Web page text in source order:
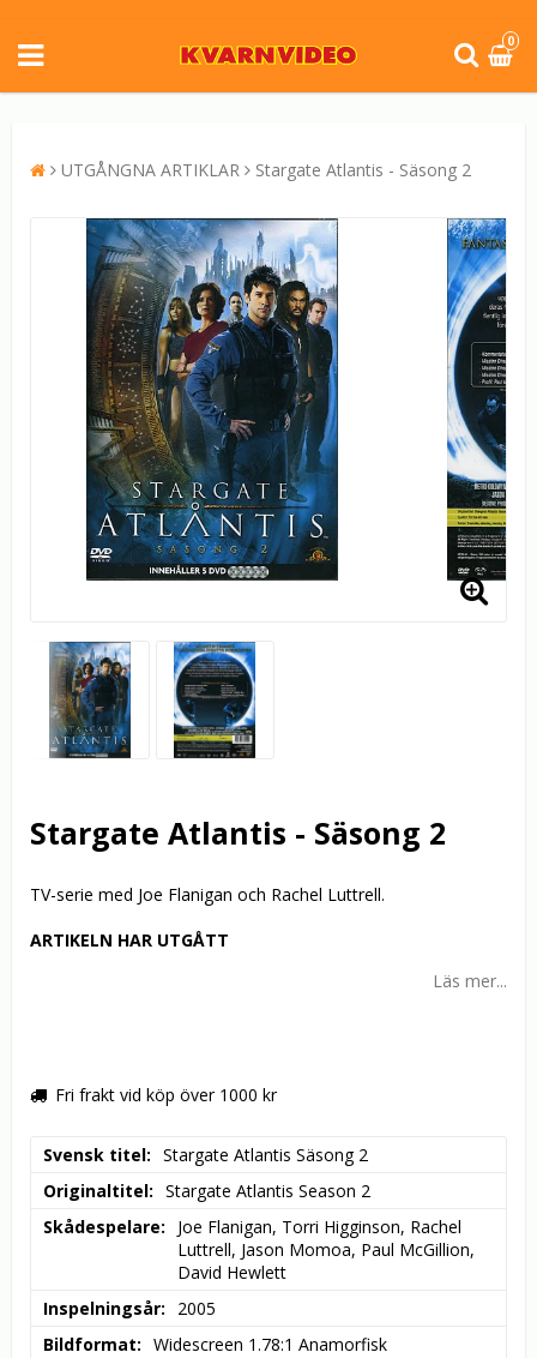
0
UTGÅNGNA ARTIKLAR Stargate Atlantis - Säsong 2
Stargate Atlantis - Säsong 2
TV-serie med Joe Flanigan och Rachel Luttrell.
ARTIKELN HAR UTGÅTT
Läs mer...
Fri frakt vid köp över 1000 kr
Svensk titel
Stargate Atlantis Säsong 2
Originaltitel
Stargate Atlantis Season 2
Skådespelare
Joe Flanigan, Torri Higginson, Rachel
Luttrell, Jason Momoa, Paul McGillion,
David Hewlett
Inspelningsår
2005
Bildformat
Widescreen 1.78:1 Anamorfisk